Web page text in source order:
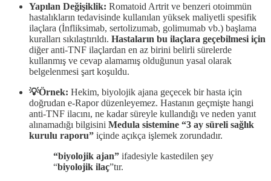
Yapılan Değişiklik: Romatoid Artrit ve benzeri otoimmün
hastalıkların tedavisinde kullanılan yüksek maliyetli spesifik
ilaçlara (İnfliksimab, sertolizumab, golimumab vb.) başlama
kuralları sıkılaştırıldı. Hastaların bu ilaçlara geçebilmesi için
diğer anti-TNF ilaçlardan en az birini belirli sürelerde
kullanmış ve cevap alamamış olduğunun yasal olarak
belgelenmesi şart koşuldu.
💡Örnek: Hekim, biyolojik ajana geçecek bir hasta için
doğrudan e-Rapor düzenleyemez. Hastanın geçmişte hangi
anti-TNF ilacını, ne kadar süreyle kullandığı ve neden yanıt
alınamadığı bilgisini Medula sistemine “3 ay süreli sağlık
kurulu raporu” içinde açıkça işlemek zorundadır.
“biyolojik ajan” ifadesiyle kastedilen şey
“biyolojik ilaç”tır.